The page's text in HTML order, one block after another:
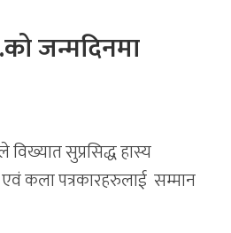
जन्मदिनमा
सुप्रसिद्ध हास्य
कला पत्रकारहरुलाई सम्मान